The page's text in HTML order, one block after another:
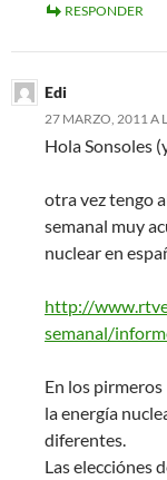
RESPONDER
Edi
27 MARZO, 2011 A
Hola Sonsoles
otra vez tengo
semanal muy
nuclear en
http://
semanal/
En los
la energía
diferentes.
Las elecciónes